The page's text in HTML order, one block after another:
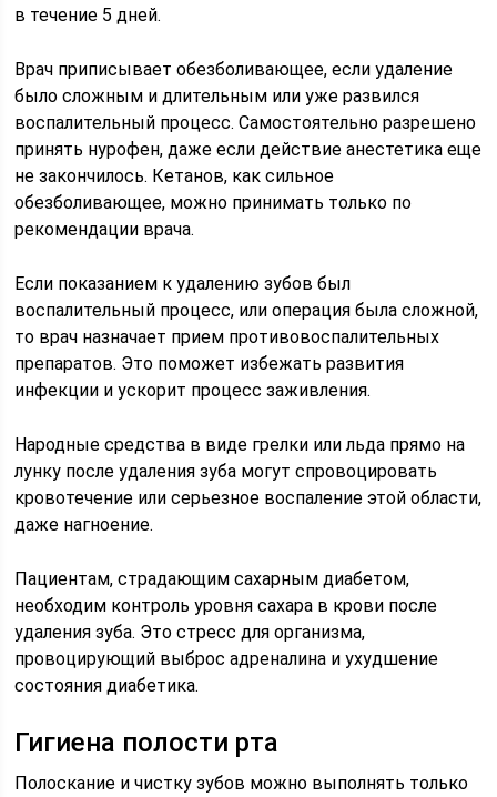
в течение 5 дней.
Врач приписывает обезболивающее, если удаление
было сложным и длительным или уже развился
воспалительный процесс. Самостоятельно разрешено
принять нурофен, даже если действие анестетика еще
не закончилось. Кетанов, как сильное
обезболивающее, можно принимать только по
рекомендации врача.
Если показанием к удалению зубов был
воспалительный процесс, или операция была сложной,
то врач назначает прием противовоспалительных
препаратов. Это поможет избежать развития
инфекции и ускорит процесс заживления.
Народные средства в виде грелки или льда прямо на
лунку после удаления зуба могут спровоцировать
кровотечение или серьезное воспаление этой области,
даже нагноение.
Пациентам, страдающим сахарным диабетом,
необходим контроль уровня сахара в крови после
удаления зуба. Это стресс для организма,
провоцирующий выброс адреналина и ухудшение
состояния диабетика.
Гигиена полости рта
Полоскание и чистку зубов можно выполнять только